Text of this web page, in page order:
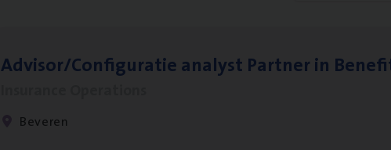
Advisor/​Configuratie ana­lyst Part­ner in
Beveren